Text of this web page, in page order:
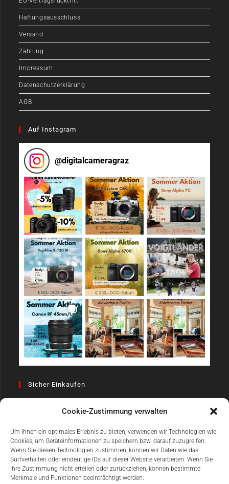
Cookie-Zustimmung verwalten
Um Ihnen ein optimales Erlebnis zu bieten, verwenden wir Technologien wie
Cookies, um Geräteinformationen zu speichern bzw. darauf zuzugreifen.
Wenn Sie diesen Technologien zustimmen, können wir Daten wie das
Surfverhalten oder eindeutige IDs auf dieser Website verarbeiten. Wenn Sie
Ihre Zustimmung nicht erteilen oder zurückziehen, können bestimmte
Merkmale und Funktionen beeinträchtigt werden.
Haftungsausschluss
Versand
Zahlung
Impressum
Datenschutzerklärung
AGB
Auf Instagram
@digitalcameragraz
Sicher Einkaufen
Einfach Online Bezahlen